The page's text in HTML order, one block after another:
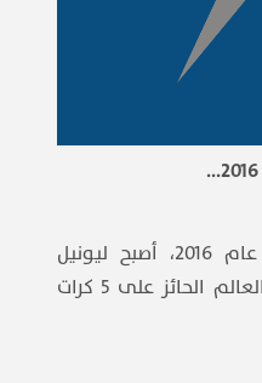
في مثل هذا اليوم من عام 2016، أصبح ليونيل
ميسي اللاعب الوحيد في العالم الحائز على 5 كرات